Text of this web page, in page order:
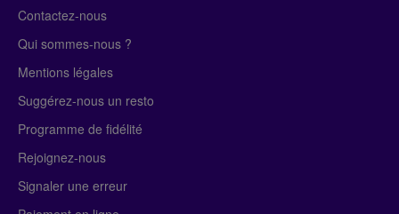
Contactez-nous
Qui sommes-nous ?
Mentions légales
Suggérez-nous un resto
Programme de fidélité
Rejoignez-nous
Signaler une erreur